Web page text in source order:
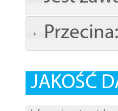
Przecina:
JAKOŚĆ